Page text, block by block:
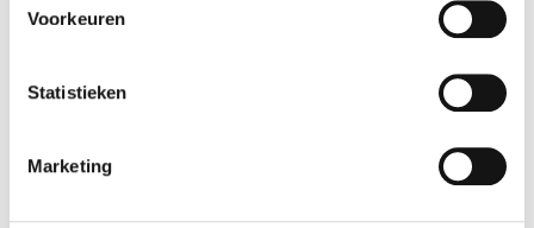
Voorkeuren
Statistieken
Marketing
E-mail*
Vink dit aan als u op de hoogte gehouden wil worden.